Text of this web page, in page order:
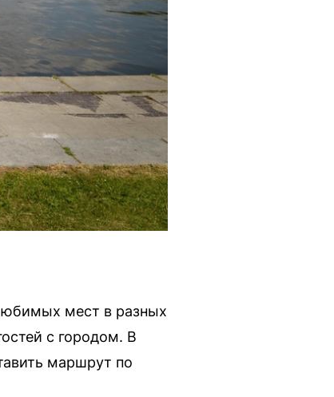
мест в разных
с городом. В
маршрут по